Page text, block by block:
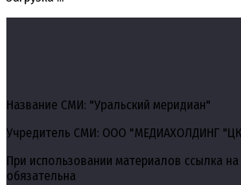
Название СМИ: "Уральский меридиан"
Учредитель СМИ: ООО "МЕДИАХОЛДИНГ
При использовании материалов ссылка на
обязательна